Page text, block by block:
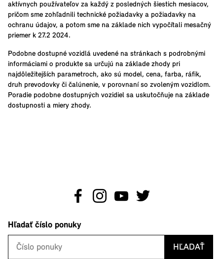
aktívnych používateľov za každý z posledných šiestich mesiacov,
pričom sme zohľadnili technické požiadavky a požiadavky na
ochranu údajov, a potom sme na základe nich vypočítali mesačný
priemer k 27.2 2024.
Podobne dostupné vozidlá uvedené na stránkach s podrobnými
informáciami o produkte sa určujú na základe zhody pri
najdôležitejších parametroch, ako sú model, cena, farba, ráfik,
druh prevodovky či čalúnenie, v porovnaní so zvoleným vozidlom.
Poradie podobne dostupných vozidiel sa uskutočňuje na základe
dostupnosti a miery zhody.
Hľadať číslo ponuky
HĽADAŤ